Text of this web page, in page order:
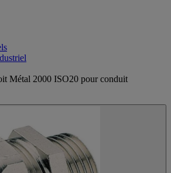
Métal 2000 ISO20 pour conduit